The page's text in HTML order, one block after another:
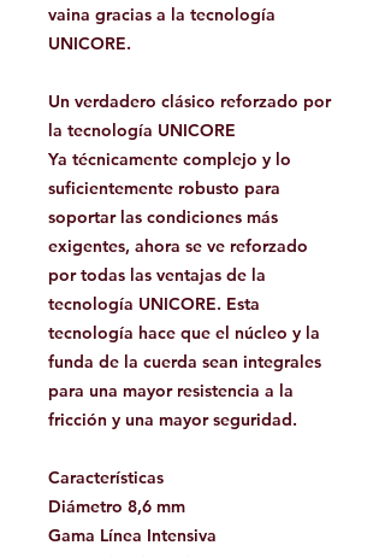
vaina gracias a la tecnología
UNICORE.
Un verdadero clásico reforzado por
la tecnología UNICORE
Ya técnicamente complejo y lo
suficientemente robusto para
soportar las condiciones más
exigentes, ahora se ve reforzado
por todas las ventajas de la
tecnología UNICORE. Esta
tecnología hace que el núcleo y la
funda de la cuerda sean integrales
para una mayor resistencia a la
fricción y una mayor seguridad.
Características
Diámetro 8,6 mm
Gama Línea Intensiva